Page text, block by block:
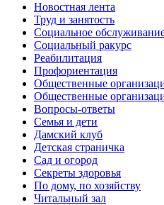
Новостная лента
Труд и занятость
Социальное
Социальный ракурс
Реабилитация
Профориентация
Общественные
Общественные
Вопросы-ответы
Семья и дети
Дамский клуб
Детская страничка
Сад и огород
Секреты здоровья
По дому, по хозяйству
Читальный зал